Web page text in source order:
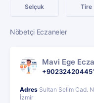
Selçuk Tire
Nöbetçi Eczaneler
Mavi Ege
Adres Sultan Selim Cad.
İzmir